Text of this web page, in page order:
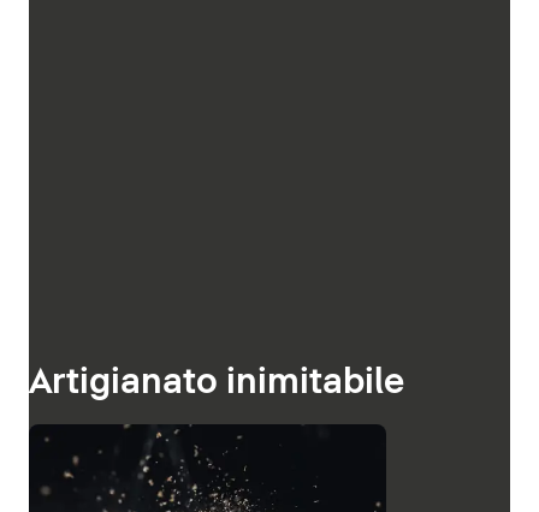
Artigianato inimitabile